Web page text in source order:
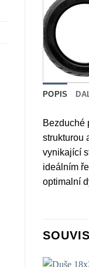
POPIS
Bezduché
strukturou
vynikající
ideálním
optimalní